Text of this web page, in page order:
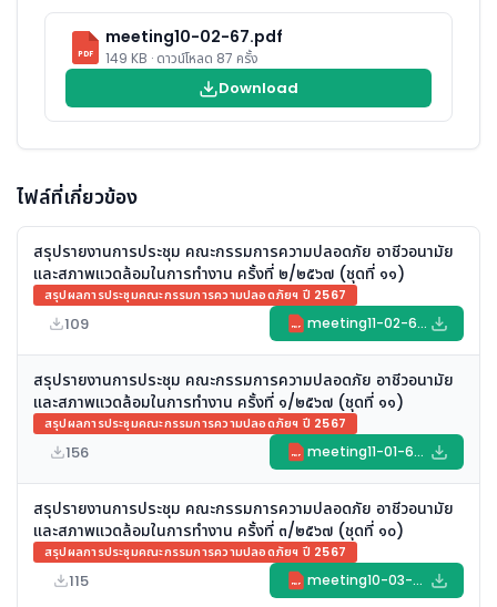
PDF
meeting10-02-67.pdf
149 KB · ดาวน์โหลด 87 ครั้ง
Download
ไฟล์ที่เกี่ยวข้อง
สรุปรายงานการประชุม คณะกรรมการความปลอดภัย อาชีวอนามัย
และสภาพแวดล้อมในการทำงาน ครั้งที่ ๒/๒๕๖๗ (ชุดที่ ๑๑)
สรุปผลการประชุมคณะกรรมการความปลอดภัยฯ ปี 2567
109 PDF meeting11-02-67.pdf
สรุปรายงานการประชุม คณะกรรมการความปลอดภัย อาชีวอนามัย
และสภาพแวดล้อมในการทำงาน ครั้งที่ ๑/๒๕๖๗ (ชุดที่ ๑๑)
สรุปผลการประชุมคณะกรรมการความปลอดภัยฯ ปี 2567
156 PDF meeting11-01-67.pdf
สรุปรายงานการประชุม คณะกรรมการความปลอดภัย อาชีวอนามัย
และสภาพแวดล้อมในการทำงาน ครั้งที่ ๓/๒๕๖๗ (ชุดที่ ๑๐)
สรุปผลการประชุมคณะกรรมการความปลอดภัยฯ ปี 2567
115 PDF meeting10-03-67.pdf